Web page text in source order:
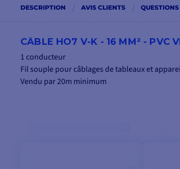
DESCRIPTION AVIS CLIENTS
CÂBLE HO7 V-K - 16 MM² - PVC
1 conducteur
Fil souple pour câblages de tableaux et
Vendu par 20m minimum